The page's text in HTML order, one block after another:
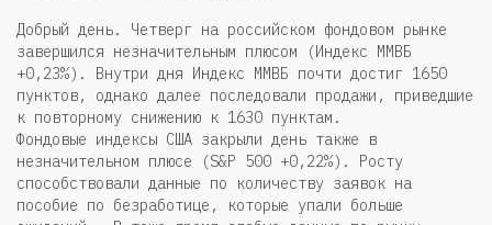
Добрый день. Четверг на российском фондовом рынке
завершился незначительным плюсом (Индекс ММВБ
+0,23%). Внутри дня Индекс ММВБ почти достиг 1650
пунктов, однако далее последовали продажи, приведшие
к повторному снижению к 1630 пунктам.
Фондовые индексы США закрыли день также в
незначительном плюсе (S&P 500 +0,22%). Росту
способствовали данные по количеству заявок на
пособие по безработице, которые упали больше